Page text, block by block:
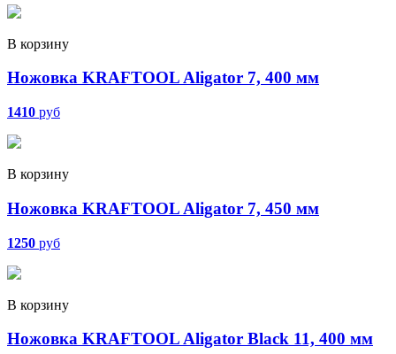
В корзину
Ножовка KRAFTOOL Aligator 7, 400 мм
1410 руб
В корзину
Ножовка KRAFTOOL Aligator 7, 450 мм
1250 руб
В корзину
Ножовка KRAFTOOL Aligator Black 11, 400 мм